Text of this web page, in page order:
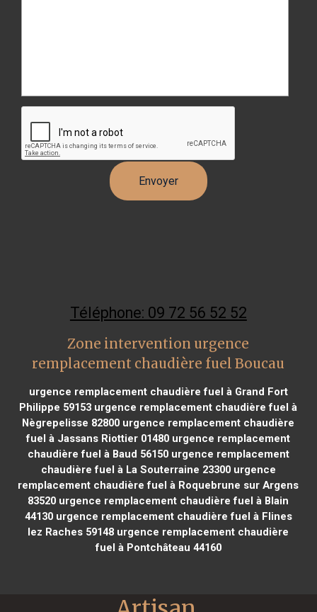
Téléphone: 09 72 56 52 52
Zone intervention urgence
remplacement chaudière fuel Boucau
urgence remplacement chaudière fuel à Grand Fort
Philippe 59153 urgence remplacement chaudière fuel à
Nègrepelisse 82800 urgence remplacement chaudière
fuel à Jassans Riottier 01480 urgence remplacement
chaudière fuel à Baud 56150urgence remplacement
chaudière fuel à La Souterraine 23300urgence
remplacement chaudière fuel à Roquebrune sur Argens
83520 urgence remplacement chaudière fuel à Blain
44130urgence remplacement chaudière fuel à Flines
lez Raches 59148 urgence remplacement chaudière
fuel à Pontchâteau 44160